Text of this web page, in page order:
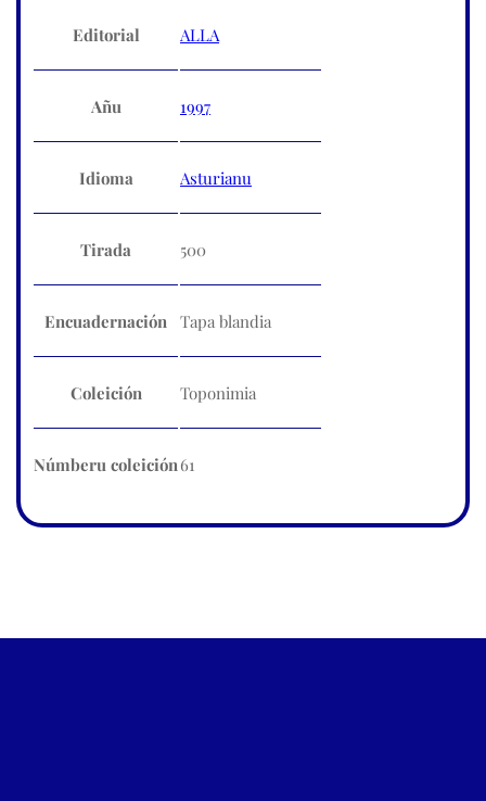
Editorial ALLA
Añu 1997
Idioma Asturianu
Tirada 500
Encuadernación Tapa blandia
Coleición Toponimia
Númberu coleición61